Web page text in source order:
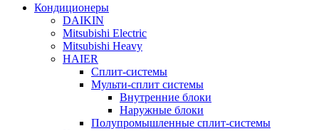
Кондиционеры
DAIKIN
Mitsubishi Electric
Mitsubishi Heavy
HAIER
Сплит-системы
Мульти-сплит системы
Внутренние блоки
Наружные блоки
Полупромышленные сплит-системы